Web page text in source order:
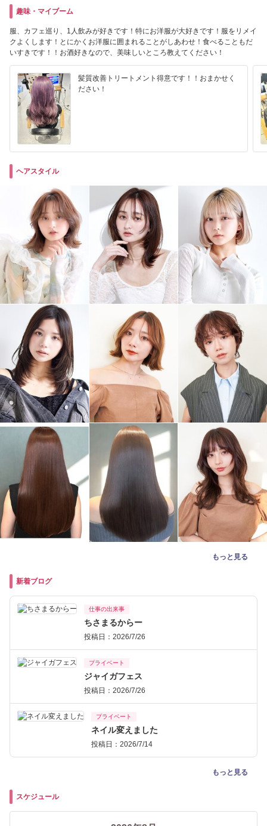
趣味・マイブーム
服、カフェ巡り、1人飲みが好きです！特にお洋服が大好きです！服をリメイ
クよくします！とにかくお洋服に囲まれることがしあわせ！食べることもだ
いすきです！！お酒好きなので、美味しいところ教えてください！
髪質改善トリートメント得意です！！おまかせく
ださい！
ヘアスタイル
もっと見る
新着ブログ
仕事の出来事
ちさまるからー
投稿日：2026/7/26
プライベート
ジャイガフェス
投稿日：2026/7/26
プライベート
ネイル変えました
投稿日：2026/7/14
もっと見る
スケジュール